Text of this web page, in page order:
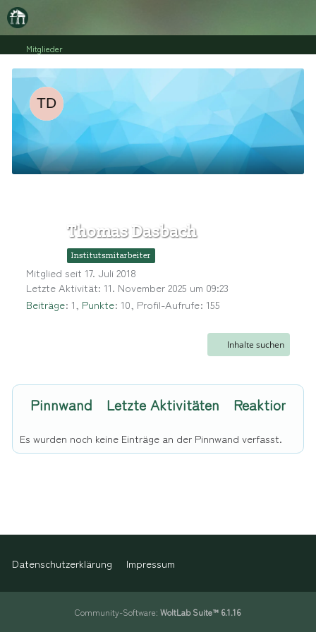
Mitglieder
Thomas Dasbach
Institutsmitarbeiter
Mitglied seit 17. Juli 2018
Letzte Aktivität: 11. November 2025 um 09:23
Beiträge 1 Punkte 10 Profil-Aufrufe 155
Inhalte suchen
Pinnwand Letzte Aktivitäten Reaktionen
Es wurden noch keine Einträge an der Pinnwand verfasst.
Datenschutzerklärung Impressum
Community-Software:WoltLab Suite™ 6.1.16